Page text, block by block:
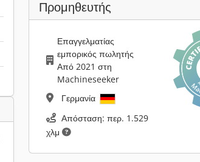
Προμηθευτής
Επαγγελματίας
εμπορικός πωλητής
Από 2021 στη
Machineseeker
Γερμανία
Απόσταση: περ. 1.529
χλμ